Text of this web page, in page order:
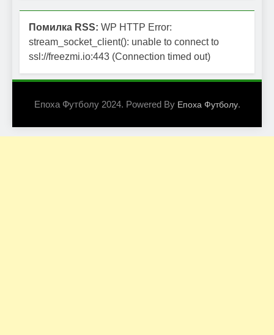
Помилка RSS: WP HTTP Error:
stream_socket_client(): unable to connect to
ssl://freezmi.io:443 (Connection timed out)
Епоха Футболу 2024. Powered By Епоха Футболу.